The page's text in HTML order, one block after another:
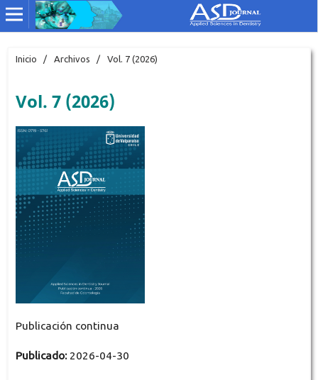
Inicio / Archivos / Vol. 7 (2026)
Vol. 7 (2026)
Publicación continua
Publicado: 2026-04-30